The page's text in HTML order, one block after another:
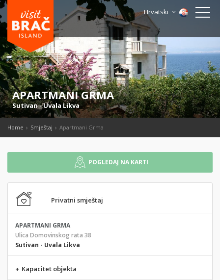
Hrvatski
APARTMANI GRMA
Sutivan-Uvala Likva
Home Smještaj Apartmani Grma
POGLEDAJ NA KARTI
Privatni smještaj
APARTMANI GRMA
Ulica Domovinskog rata 38
Sutivan - Uvala Likva
+ Kapacitet objekta